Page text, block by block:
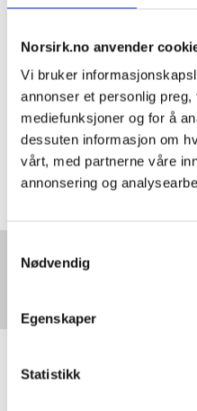
Norsirk.no anvender
Vi bruker
annonser et personlig
mediefunksjoner og for å
dessuten informasjon om
vårt, med partnerne våre
annonsering og
Nødvendig
Egenskaper
Statistikk
årene.
Ellen Hambro
Miljødirektoratet i
Norsirk
innsamlingstall og
produsentansvar
er godt fornøyd
sentrale
Styreformann i
år, advokat
Bærekraftig gjenbruk